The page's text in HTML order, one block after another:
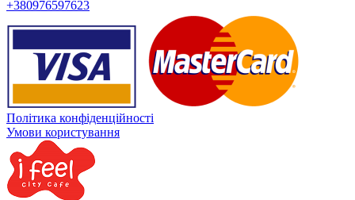
+380976597623
Політика конфіденційності
Умови користування